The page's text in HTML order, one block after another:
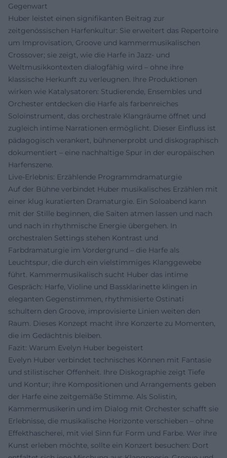
Gegenwart
Huber leistet einen signifikanten Beitrag zur
zeitgenössischen Harfenkultur: Sie erweitert das Repertoire
um Improvisation, Groove und kammermusikalischen
Crossover; sie zeigt, wie die Harfe in Jazz- und
Weltmusikkontexten dialogfähig wird – ohne ihre
klassische Herkunft zu verleugnen. Ihre Produktionen
wirken wie Katalysatoren: Studierende, Ensembles und
Orchester entdecken die Harfe als farbenreiches
Soloinstrument, das orchestrale Klangräume öffnet und
zugleich intime Narrationen ermöglicht. Dieser Einfluss ist
pädagogisch verankert, bühnenerprobt und diskographisch
dokumentiert – eine nachhaltige Spur in der europäischen
Harfenszene.
Live-Erlebnis: Erzählende Programmdramaturgie
Auf der Bühne verbindet Huber musikalisches Erzählen mit
einer klug kuratierten Dramaturgie. Ein Soloabend kann
mit der Stille beginnen, die Saiten atmen lassen und nach
und nach in rhythmische Energie übergehen. In
orchestralen Settings stehen Kontrast und
Farbdramaturgie im Vordergrund – die Harfe als
Leuchtspur, die durch ein vielstimmiges Klanggewebe
führt. Kammermusikalisch sucht Huber das intime
Gespräch: Harfe, Violine und Bassklarinette klingen in
eleganten Gegenstimmen, rhythmisierte Ostinati
schultern den Groove, improvisierte Linien weiten den
Raum. Dieses Konzept macht ihre Konzerte zu Momenten,
die im Gedächtnis bleiben.
Fazit: Warum Evelyn Huber begeistert
Evelyn Huber verbindet technisches Können mit Fantasie
und stilistischer Offenheit. Ihre Diskographie zeigt Tiefe
und Kontur; ihre Kompositionen und Arrangements geben
der Harfe eine zeitgemäße Stimme. Als Solistin,
Kammermusikerin und im Dialog mit Orchester schafft sie
Erlebnisse, die musikalische Horizonte verschieben – ohne
Effekthascherei, mit viel Sinn für Form und Farbe. Wer ihre
Kunst erleben möchte, sollte ein Konzert besuchen: Dort